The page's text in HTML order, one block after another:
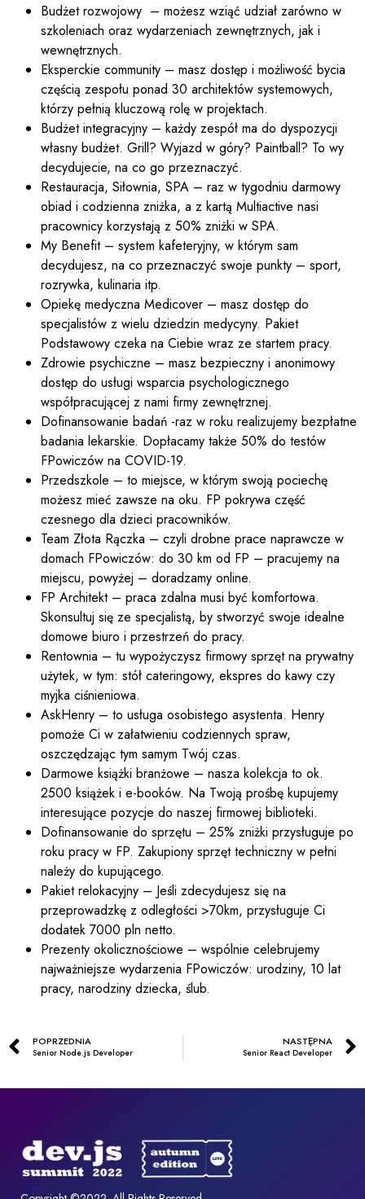
Budżet rozwojowy – możesz wziąć udział zarówno w
szkoleniach oraz wydarzeniach zewnętrznych, jak i
wewnętrznych.
Eksperckie community – masz dostęp i możliwość bycia
częścią zespołu ponad 30 architektów systemowych,
którzy pełnią kluczową rolę w projektach.
Budżet integracyjny – każdy zespół ma do dyspozycji
własny budżet. Grill? Wyjazd w góry? Paintball? To wy
decydujecie, na co go przeznaczyć.
Restauracja, Siłownia, SPA – raz w tygodniu darmowy
obiad i codzienna zniżka, a z kartą Multiactive nasi
pracownicy korzystają z 50% zniżki w SPA.
My Benefit – system kafeteryjny, w którym sam
decydujesz, na co przeznaczyć swoje punkty – sport,
rozrywka, kulinaria itp.
Opiekę medyczna Medicover – masz dostęp do
specjalistów z wielu dziedzin medycyny. Pakiet
Podstawowy czeka na Ciebie wraz ze startem pracy.
Zdrowie psychiczne – masz bezpieczny i anonimowy
dostęp do usługi wsparcia psychologicznego
współpracującej z nami firmy zewnętrznej.
Dofinansowanie badań -raz w roku realizujemy bezpłatne
badania lekarskie. Dopłacamy także 50% do testów
FPowiczów na COVID-19.
Przedszkole – to miejsce, w którym swoją pociechę
możesz mieć zawsze na oku. FP pokrywa część
czesnego dla dzieci pracowników.
Team Złota Rączka – czyli drobne prace naprawcze w
domach FPowiczów: do 30 km od FP – pracujemy na
miejscu, powyżej – doradzamy online.
FP Architekt – praca zdalna musi być komfortowa.
Skonsultuj się ze specjalistą, by stworzyć swoje idealne
domowe biuro i przestrzeń do pracy.
Rentownia – tu wypożyczysz firmowy sprzęt na prywatny
użytek, w tym: stół cateringowy, ekspres do kawy czy
myjka ciśnieniowa.
AskHenry – to usługa osobistego asystenta. Henry
pomoże Ci w załatwieniu codziennych spraw,
oszczędzając tym samym Twój czas.
Darmowe książki branżowe – nasza kolekcja to ok.
2500 książek i e-booków. Na Twoją prośbę kupujemy
interesujące pozycje do naszej firmowej biblioteki.
Dofinansowanie do sprzętu – 25% zniżki przysługuje po
roku pracy w FP. Zakupiony sprzęt techniczny w pełni
należy do kupującego.
Pakiet relokacyjny – Jeśli zdecydujesz się na
przeprowadzkę z odległości >70km, przysługuje Ci
dodatek 7000 pln netto.
Prezenty okolicznościowe – wspólnie celebrujemy
najważniejsze wydarzenia FPowiczów: urodziny, 10 lat
pracy, narodziny dziecka, ślub.
POPRZEDNIA
Senior Node.js Developer
NASTĘPNA
Senior React Developer